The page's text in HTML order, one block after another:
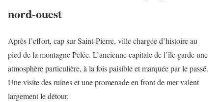
nord-ouest
Après l’effort, cap sur Saint-Pierre, ville chargée d’histoire au
pied de la montagne Pelée. L’ancienne capitale de l’île garde une
atmosphère particulière, à la fois paisible et marquée par le passé.
Une visite des ruines et une promenade en front de mer valent
largement le détour.